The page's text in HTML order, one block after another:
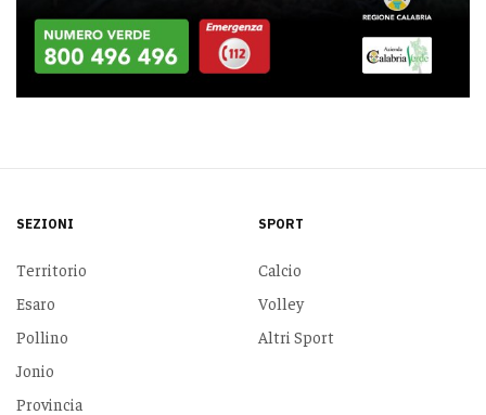
SEZIONI
Territorio
Esaro
Pollino
Jonio
Provincia
SPORT
Calcio
Volley
Altri Sport